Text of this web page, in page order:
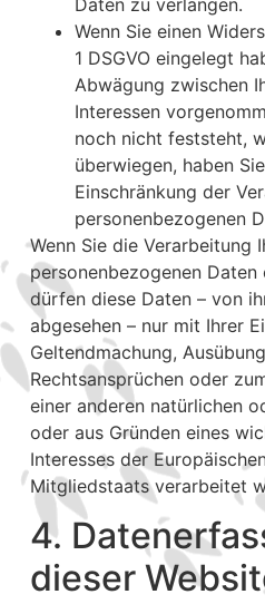
Wenn Sie einen
1 DSGVO eingelegt
Abwägung zwischen
Interessen
noch nicht feststeht,
überwiegen, haben
Einschränkung der
personenbezogenen
Wenn Sie die Verarbeitung
personenbezogenen Daten
dürfen diese Daten – von
abgesehen – nur mit Ihrer
Geltendmachung,
Rechtsansprüchen oder
einer anderen natürlichen
oder aus Gründen eines
Interesses der
Mitgliedstaats verarbeitet
4.
dieser